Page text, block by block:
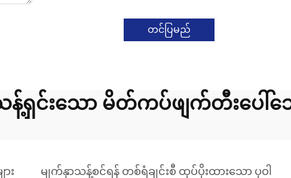
တင်ပြမည်
ရှင်းသော မိတ်ကပ်ဖျက်တီးပေါ်သေ
း မျက်နှာသန့်စင်ရန် တစ်ရံချင်းစီ ထုပ်ပိုးထားသော ပုဝါ